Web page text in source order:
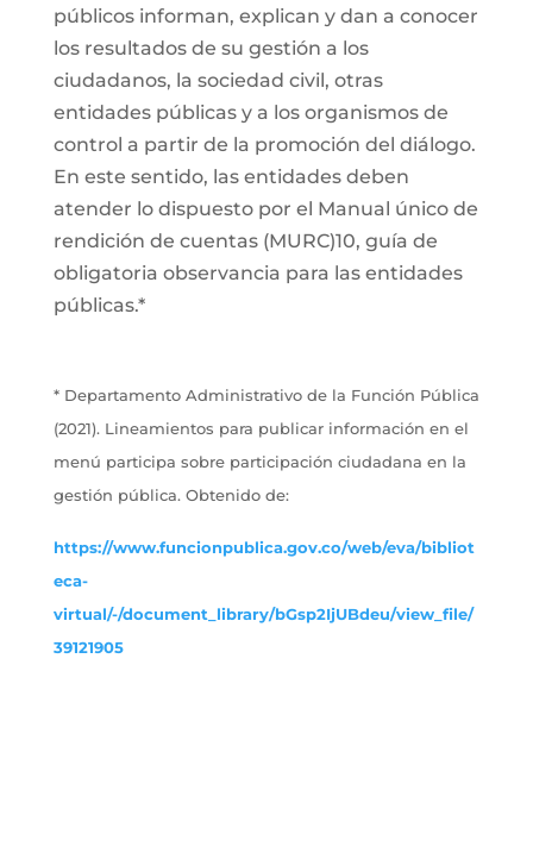
públicos informan, explican y dan a conocer
los resultados de su gestión a los
ciudadanos, la sociedad civil, otras
entidades públicas y a los organismos de
control a partir de la promoción del diálogo.
En este sentido, las entidades deben
atender lo dispuesto por el Manual único de
rendición de cuentas (MURC)10, guía de
obligatoria observancia para las entidades
públicas.*
* Departamento Administrativo de la Función Pública
(2021). Lineamientos para publicar información en el
menú participa sobre participación ciudadana en la
gestión pública. Obtenido de:
https://www.funcionpublica.gov.co/web/eva/bibliot
eca-
virtual/-/document_library/bGsp2IjUBdeu/view_file/
39121905